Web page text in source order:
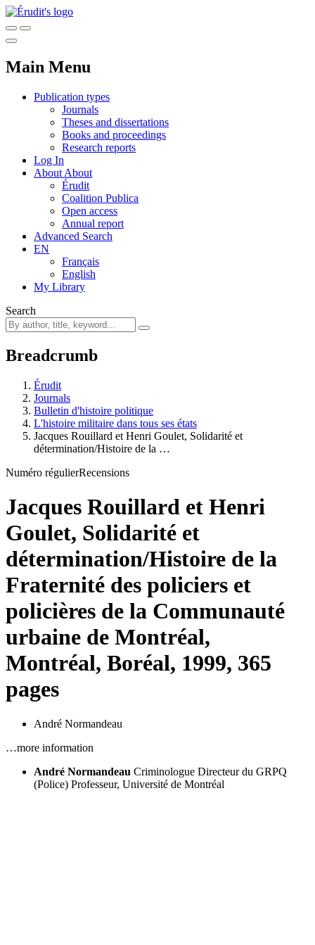
Main Menu
Publication types
Journals
Theses and dissertations
Books and proceedings
Research reports
Log In
About About
Érudit
Coalition Publica
Open access
Annual report
Advanced Search
EN
Français
English
My Library
Search
Breadcrumb
Érudit
Journals
Bulletin d'histoire politique
L'histoire militaire dans tous ses états
Jacques Rouillard et Henri Goulet, Solidarité et
détermination/Histoire de la …
Numéro régulierRecensions
Jacques Rouillard et Henri
Goulet, Solidarité et
détermination/Histoire de la
Fraternité des policiers et
policières de la Communauté
urbaine de Montréal,
Montréal, Boréal, 1999, 365
pages
André Normandeau
…more information
André Normandeau Criminologue Directeur du GRPQ
(Police) Professeur, Université de Montréal